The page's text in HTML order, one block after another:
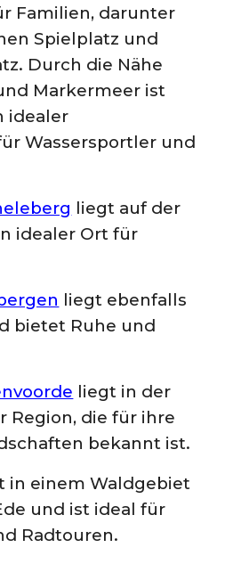
Familien, darunter
Spielplatz und
Durch die Nähe
Markermeer ist
idealer
Wassersportler und
liegt auf der
idealer Ort für
liegt ebenfalls
bietet Ruhe und
liegt in der
Region, die für ihre
bekannt ist.
in einem Waldgebiet
und ist ideal für
Radtouren.